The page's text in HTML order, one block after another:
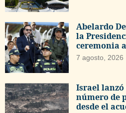
Abelardo
la
ceremonia
7 agosto, 2026
Israel
número de
desde el